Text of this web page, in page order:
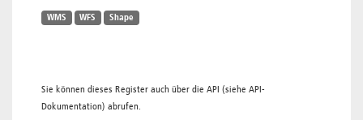
WMS WFS Shape
Sie können dieses Register auch über die API (siehe API-
Dokumentation) abrufen.